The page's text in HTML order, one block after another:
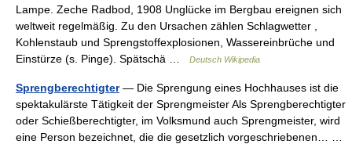
Lampe. Zeche Radbod, 1908 Unglücke im Bergbau ereignen sich
weltweit regelmäßig. Zu den Ursachen zählen Schlagwetter ,
Kohlenstaub und Sprengstoffexplosionen, Wassereinbrüche und
Einstürze (s. Pinge). Spätschä …
Deutsch Wikipedia
Sprengberechtigter— Die Sprengung eines Hochhauses ist die
spektakulärste Tätigkeit der Sprengmeister Als Sprengberechtigter
oder Schießberechtigter, im Volksmund auch Sprengmeister, wird
eine Person bezeichnet, die die gesetzlich vorgeschriebenen… …